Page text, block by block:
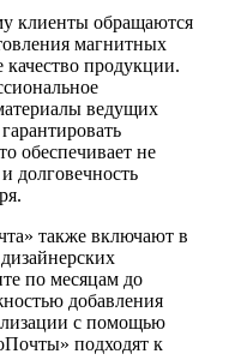
клиенты обращаются
магнитных
качество продукции.
ведущих
обеспечивает не
долговечность
также включают в
по месяцам до
добавления
с помощью
подходят к